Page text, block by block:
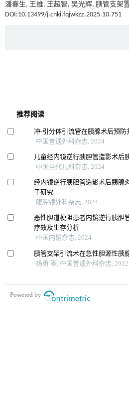
潘春生, 王维, 王超智, 吴光辉. 胰管支架
DOI:10.13499/j.cnki.fqjwkzz.2025.10.751